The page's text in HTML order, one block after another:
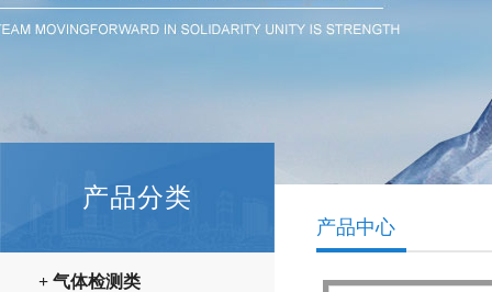
产品分类
+ 气体检测类
产品中心